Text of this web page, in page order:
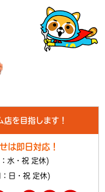
を目指します！
は即日対応！
水・祝 定休)
日・祝 定休)